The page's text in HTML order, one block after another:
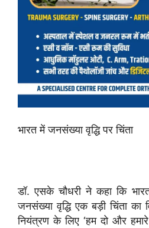
भारत में जनसंख्या वृद्धि पर चिंता
डॉ. एसके चौधरी ने कहा कि
जनसंख्या वृद्धि एक बड़ी चिंता
नियंत्रण के लिए ‘हम दो और